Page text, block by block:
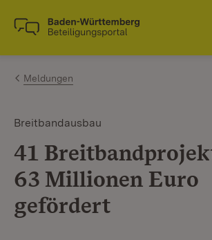
Zum Inhalt springen
Link zur Startseite
Meldungen
Breitbandausbau
41
63 Millionen Euro
gefördert